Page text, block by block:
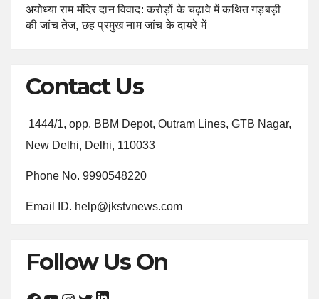
अयोध्या राम मंदिर दान विवाद: करोड़ों के चढ़ावे में कथित गड़बड़ी
की जांच तेज, छह प्रमुख नाम जांच के दायरे में
Contact Us
1444/1, opp. BBM Depot, Outram Lines, GTB Nagar,
New Delhi, Delhi, 110033
Phone No. 9990548220
Email ID. help@jkstvnews.com
Follow Us On